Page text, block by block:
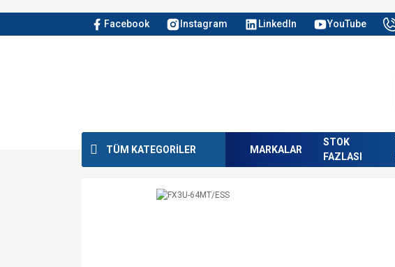
Facebook Instagram LinkedIn YouTube
TÜM KATEGORİLER MARKALAR
STOK
FAZLASI